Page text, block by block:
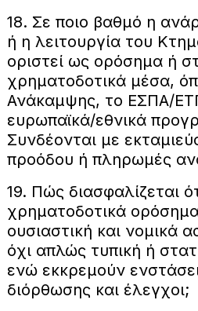
18. Σε ποιο βαθμό η
ή η λειτουργία του
οριστεί ως ορόσημα ή
χρηματοδοτικά μέσα,
Ανάκαμψης, το ΕΣΠΑ/
ευρωπαϊκά/εθνικά
Συνδέονται με
προόδου ή πληρωμές
19. Πώς διασφαλίζεται
χρηματοδοτικά
ουσιαστική και νομικά
όχι απλώς τυπική ή
ενώ εκκρεμούν
διόρθωσης και έλεγχοι;